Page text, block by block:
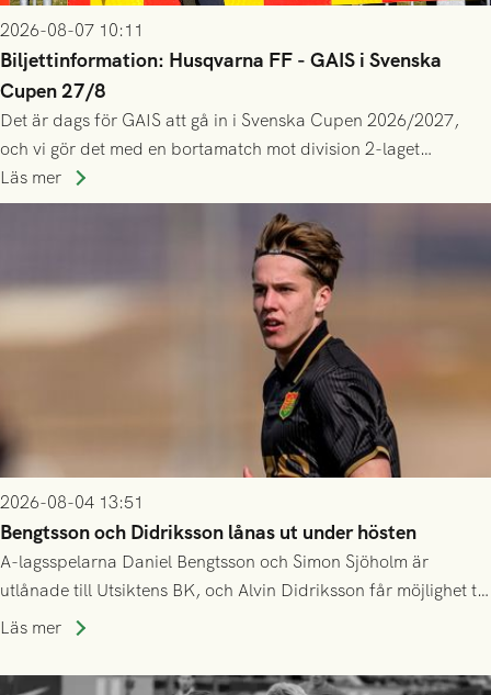
2026-08-07 10:11
Biljettinformation: Husqvarna FF - GAIS i Svenska
Cupen 27/8
Det är dags för GAIS att gå in i Svenska Cupen 2026/2027,
och vi gör det med en bortamatch mot division 2-laget
Husqvarna FF. Häng med och stötta grönsvart på plats!
Läs mer
2026-08-04 13:51
Bengtsson och Didriksson lånas ut under hösten
A-lagsspelarna Daniel Bengtsson och Simon Sjöholm är
utlånade till Utsiktens BK, och Alvin Didriksson får möjlighet till
speltid i Hestrafors genom föreningssamarbete.
Läs mer